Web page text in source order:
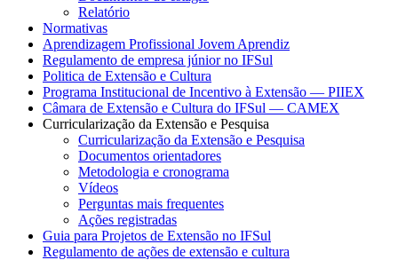
Relatório
Normativas
Aprendizagem Profissional Jovem Aprendiz
Regulamento de empresa júnior no IFSul
Politica de Extensão e Cultura
Programa Institucional de Incentivo à Extensão — PIIEX
Câmara de Extensão e Cultura do IFSul — CAMEX
Curricularização da Extensão e Pesquisa
Curricularização da Extensão e Pesquisa
Documentos orientadores
Metodologia e cronograma
Vídeos
Perguntas mais frequentes
Ações registradas
Guia para Projetos de Extensão no IFSul
Regulamento de ações de extensão e cultura